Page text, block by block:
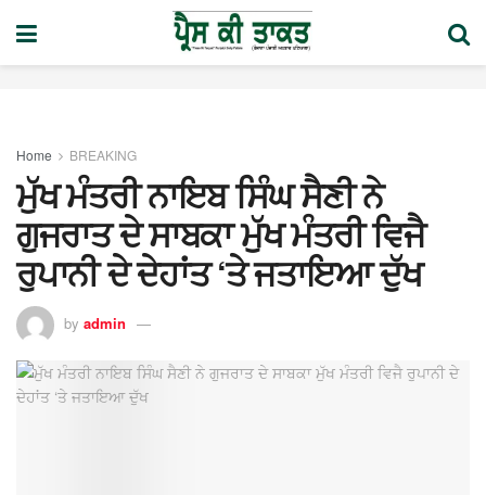
Home BREAKING
ਮੁੱਖ ਮੰਤਰੀ ਨਾਇਬ ਸਿੰਘ ਸੈਣੀ ਨੇ
ਗੁਜਰਾਤ ਦੇ ਸਾਬਕਾ ਮੁੱਖ ਮੰਤਰੀ ਵਿਜੈ
ਰੁਪਾਨੀ ਦੇ ਦੇਹਾਂਤ ‘ਤੇ ਜਤਾਇਆ ਦੁੱਖ
by admin